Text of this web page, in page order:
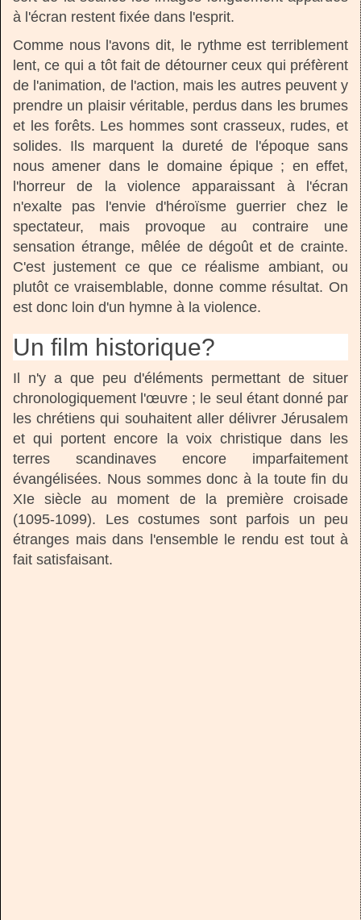
à l'écran restent fixée dans l'esprit.
Comme nous l'avons dit, le rythme est terriblement
lent, ce qui a tôt fait de détourner ceux qui préfèrent
de l'animation, de l'action, mais les autres peuvent y
prendre un plaisir véritable, perdus dans les brumes
et les forêts. Les hommes sont crasseux, rudes, et
solides. Ils marquent la dureté de l'époque sans
nous amener dans le domaine épique ; en effet,
l'horreur de la violence apparaissant à l'écran
n'exalte pas l'envie d'héroïsme guerrier chez le
spectateur, mais provoque au contraire une
sensation étrange, mêlée de dégoût et de crainte.
C'est justement ce que ce réalisme ambiant, ou
plutôt ce vraisemblable, donne comme résultat. On
est donc loin d'un hymne à la violence.
Un film historique?
Il n'y a que peu d'éléments permettant de situer
chronologiquement l'œuvre ; le seul étant donné par
les chrétiens qui souhaitent aller délivrer Jérusalem
et qui portent encore la voix christique dans les
terres scandinaves encore imparfaitement
évangélisées. Nous sommes donc à la toute fin du
XIe siècle au moment de la première croisade
(1095-1099). Les costumes sont parfois un peu
étranges mais dans l'ensemble le rendu est tout à
fait satisfaisant.